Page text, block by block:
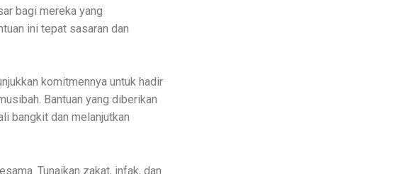
bagi mereka yang
ini tepat sasaran dan
komitmennya untuk hadir
Bantuan yang diberikan
bangkit dan melanjutkan
Tunaikan zakat, infak, dan